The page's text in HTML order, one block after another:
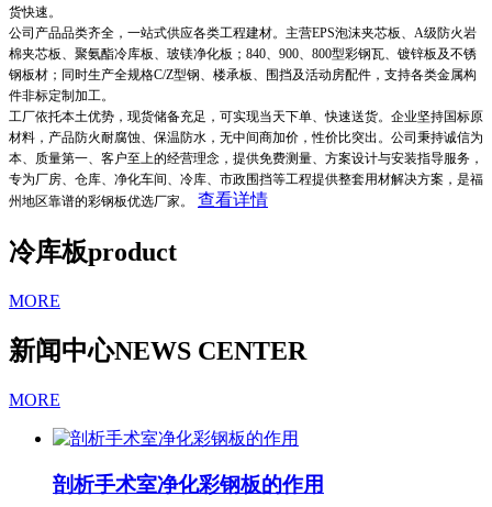
货快速。
公司产品品类齐全，一站式供应各类工程建材。主营EPS泡沫夹芯板、A级防火岩
棉夹芯板、聚氨酯冷库板、玻镁净化板；840、900、800型彩钢瓦、镀锌板及不锈
钢板材；同时生产全规格C/Z型钢、楼承板、围挡及活动房配件，支持各类金属构
件非标定制加工。
工厂依托本土优势，现货储备充足，可实现当天下单、快速送货。企业坚持国标原
材料，产品防火耐腐蚀、保温防水，无中间商加价，性价比突出。公司秉持诚信为
本、质量第一、客户至上的经营理念，提供免费测量、方案设计与安装指导服务，
专为厂房、仓库、净化车间、冷库、市政围挡等工程提供整套用材解决方案，是福
州地区靠谱的彩钢板优选厂家。
查看详情
冷库板product
MORE
新闻中心NEWS CENTER
MORE
剖析手术室净化彩钢板的作用